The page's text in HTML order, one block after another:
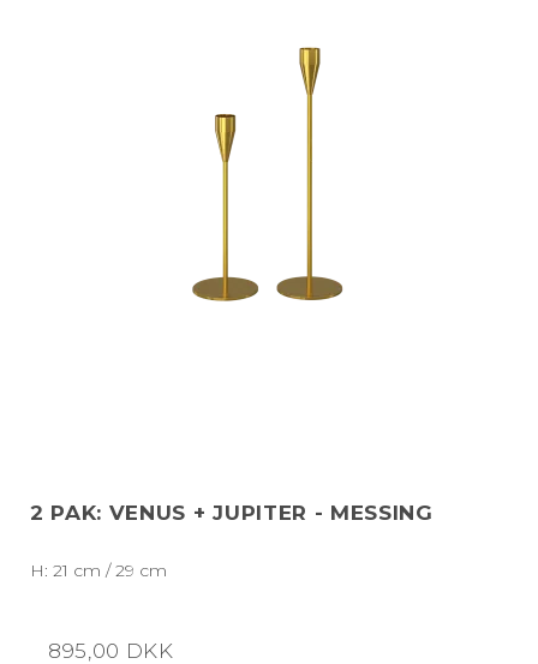
2 PAK: VENUS + JUPITER - MESSING
H: 21 cm / 29 cm
895,00 DKK